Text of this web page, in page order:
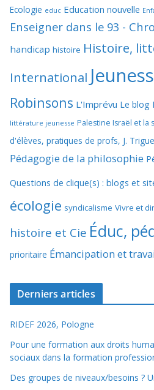
Ecologie educ Education nouvelle
Enseigner dans le 93 -
handicap histoire Histoire,
International
Robinsons L'Imprévu Le blog
littérature jeunesse Palestine Israël et la
d'élèves, pratiques de profs, J.
Pédagogie de la philosophie
Questions de clique(s) : blogs et
écologie syndicalisme Vivre et
histoire et Cie Éduc,
prioritaire Émancipation et
Derniers articles
RIDEF 2026, Pologne
Pour une formation aux droits
sociaux dans la formation
Des groupes de niveaux/besoins ?